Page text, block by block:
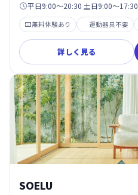
平日9:00〜20:30 土日9:00〜17:30
無料体験あり 運動器具不要
詳しく見る
SOELU